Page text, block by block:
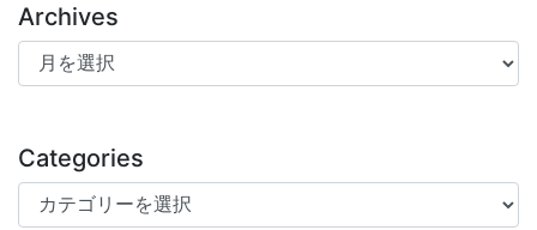
Archives
Archives
Categories
Categories